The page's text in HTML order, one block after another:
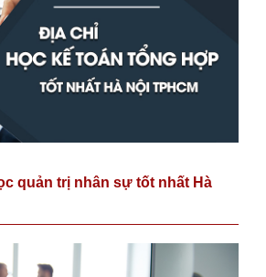
quản trị nhân sự tốt nhất Hà